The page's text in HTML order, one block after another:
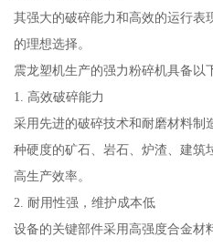
其强大的破碎能力和高效的运行表
的理想选择。
震龙塑机生产的强力粉碎机具备以
1. 高效破碎能力
采用先进的破碎技术和耐磨材料制
种硬度的矿石、岩石、炉渣、建筑
高生产效率。
2. 耐用性强，维护成本低
设备的关键部件采用高强度合金材